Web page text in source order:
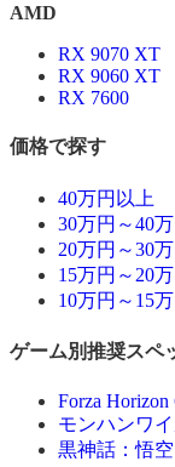
AMD
RX 9070 XT
RX 9060 XT
RX 7600
価格で探す
40万円以上
30万円～40万
20万円～30万
15万円～20万
10万円～15万
ゲーム別推奨スペ
Forza Horizon
モンハンワ
黒神話：悟空